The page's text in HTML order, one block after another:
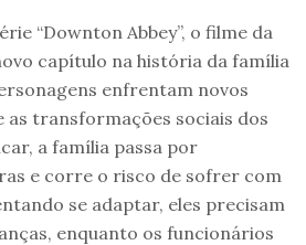
“Downton Abbey”, o filme da
capítulo na história da família
enfrentam novos
as transformações sociais dos
a família passa por
e corre o risco de sofrer com
se adaptar, eles precisam
enquanto os funcionários